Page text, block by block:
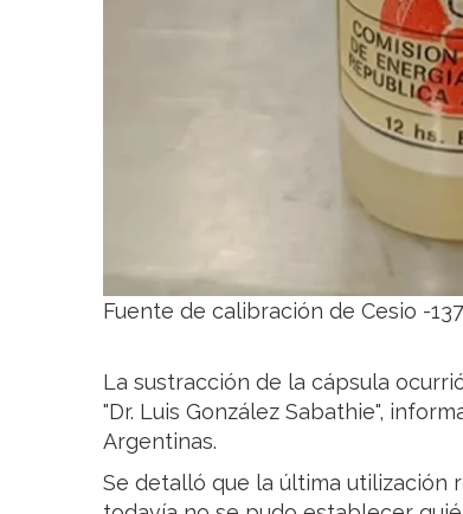
Fuente de calibración de Cesio -137
La sustracción de la cápsula
"Dr. Luis González Sabathie",
Argentinas.
Se detalló que la última utilización